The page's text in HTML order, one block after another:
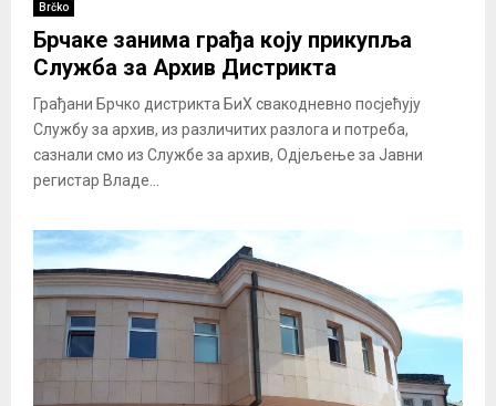
Brčko
Брчаке занима грађа коју прикупља
Служба за Архив Дистрикта
Грађани Брчко дистрикта БиХ свакодневно посјећују
Службу за архив, из различитих разлога и потреба,
сазнали смо из Службе за архив, Одјељење за Јавни
регистар Владе...